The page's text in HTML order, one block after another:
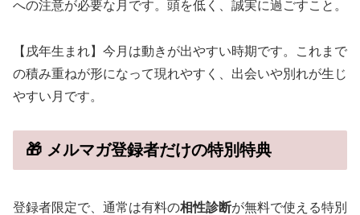
への注意が必要な月です。頭を低く、誠実に過ごすこと。
【戌年生まれ】今月は動きが出やすい時期です。これまで
の積み重ねが形になって現れやすく、出会いや別れが生じ
やすい月です。
🎁 メルマガ登録者だけの特別特典
登録者限定で、通常は有料の相性診断が無料で使える特別